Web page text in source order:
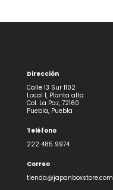
Dirección
Calle 13 Sur 1102
Local 1, Planta alta
Col. La Paz, 72160
Puebla, Puebla
Teléfono
222 485 9974
Correo
tienda@japanboxstore.com